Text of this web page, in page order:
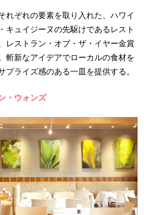
れぞれの要素を取り入れた、ハワイ
キュイジーヌの先駆けであるレスト
レストラン・オブ・ザ・イヤー金賞
斬新なアイデアでローカルの食材を
プライズ感のある一皿を提供する。
・ウォンズ